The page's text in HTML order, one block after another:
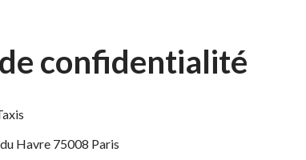
confidentialité
Havre 75008 Paris